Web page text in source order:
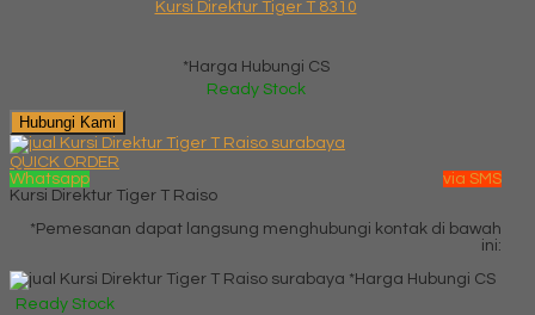
Kursi Direktur Tiger T 8310
*Harga Hubungi CS
Ready Stock
Hubungi Kami
QUICK ORDER
Whatsapp
via SMS
Kursi Direktur Tiger T Raiso
*Pemesanan dapat langsung menghubungi kontak di bawah
ini:
*Harga Hubungi CS
Ready Stock